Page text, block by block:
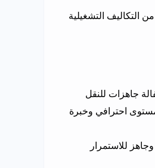
التكاليف التشغيلية
احترافي وخبرة
للاستمرار